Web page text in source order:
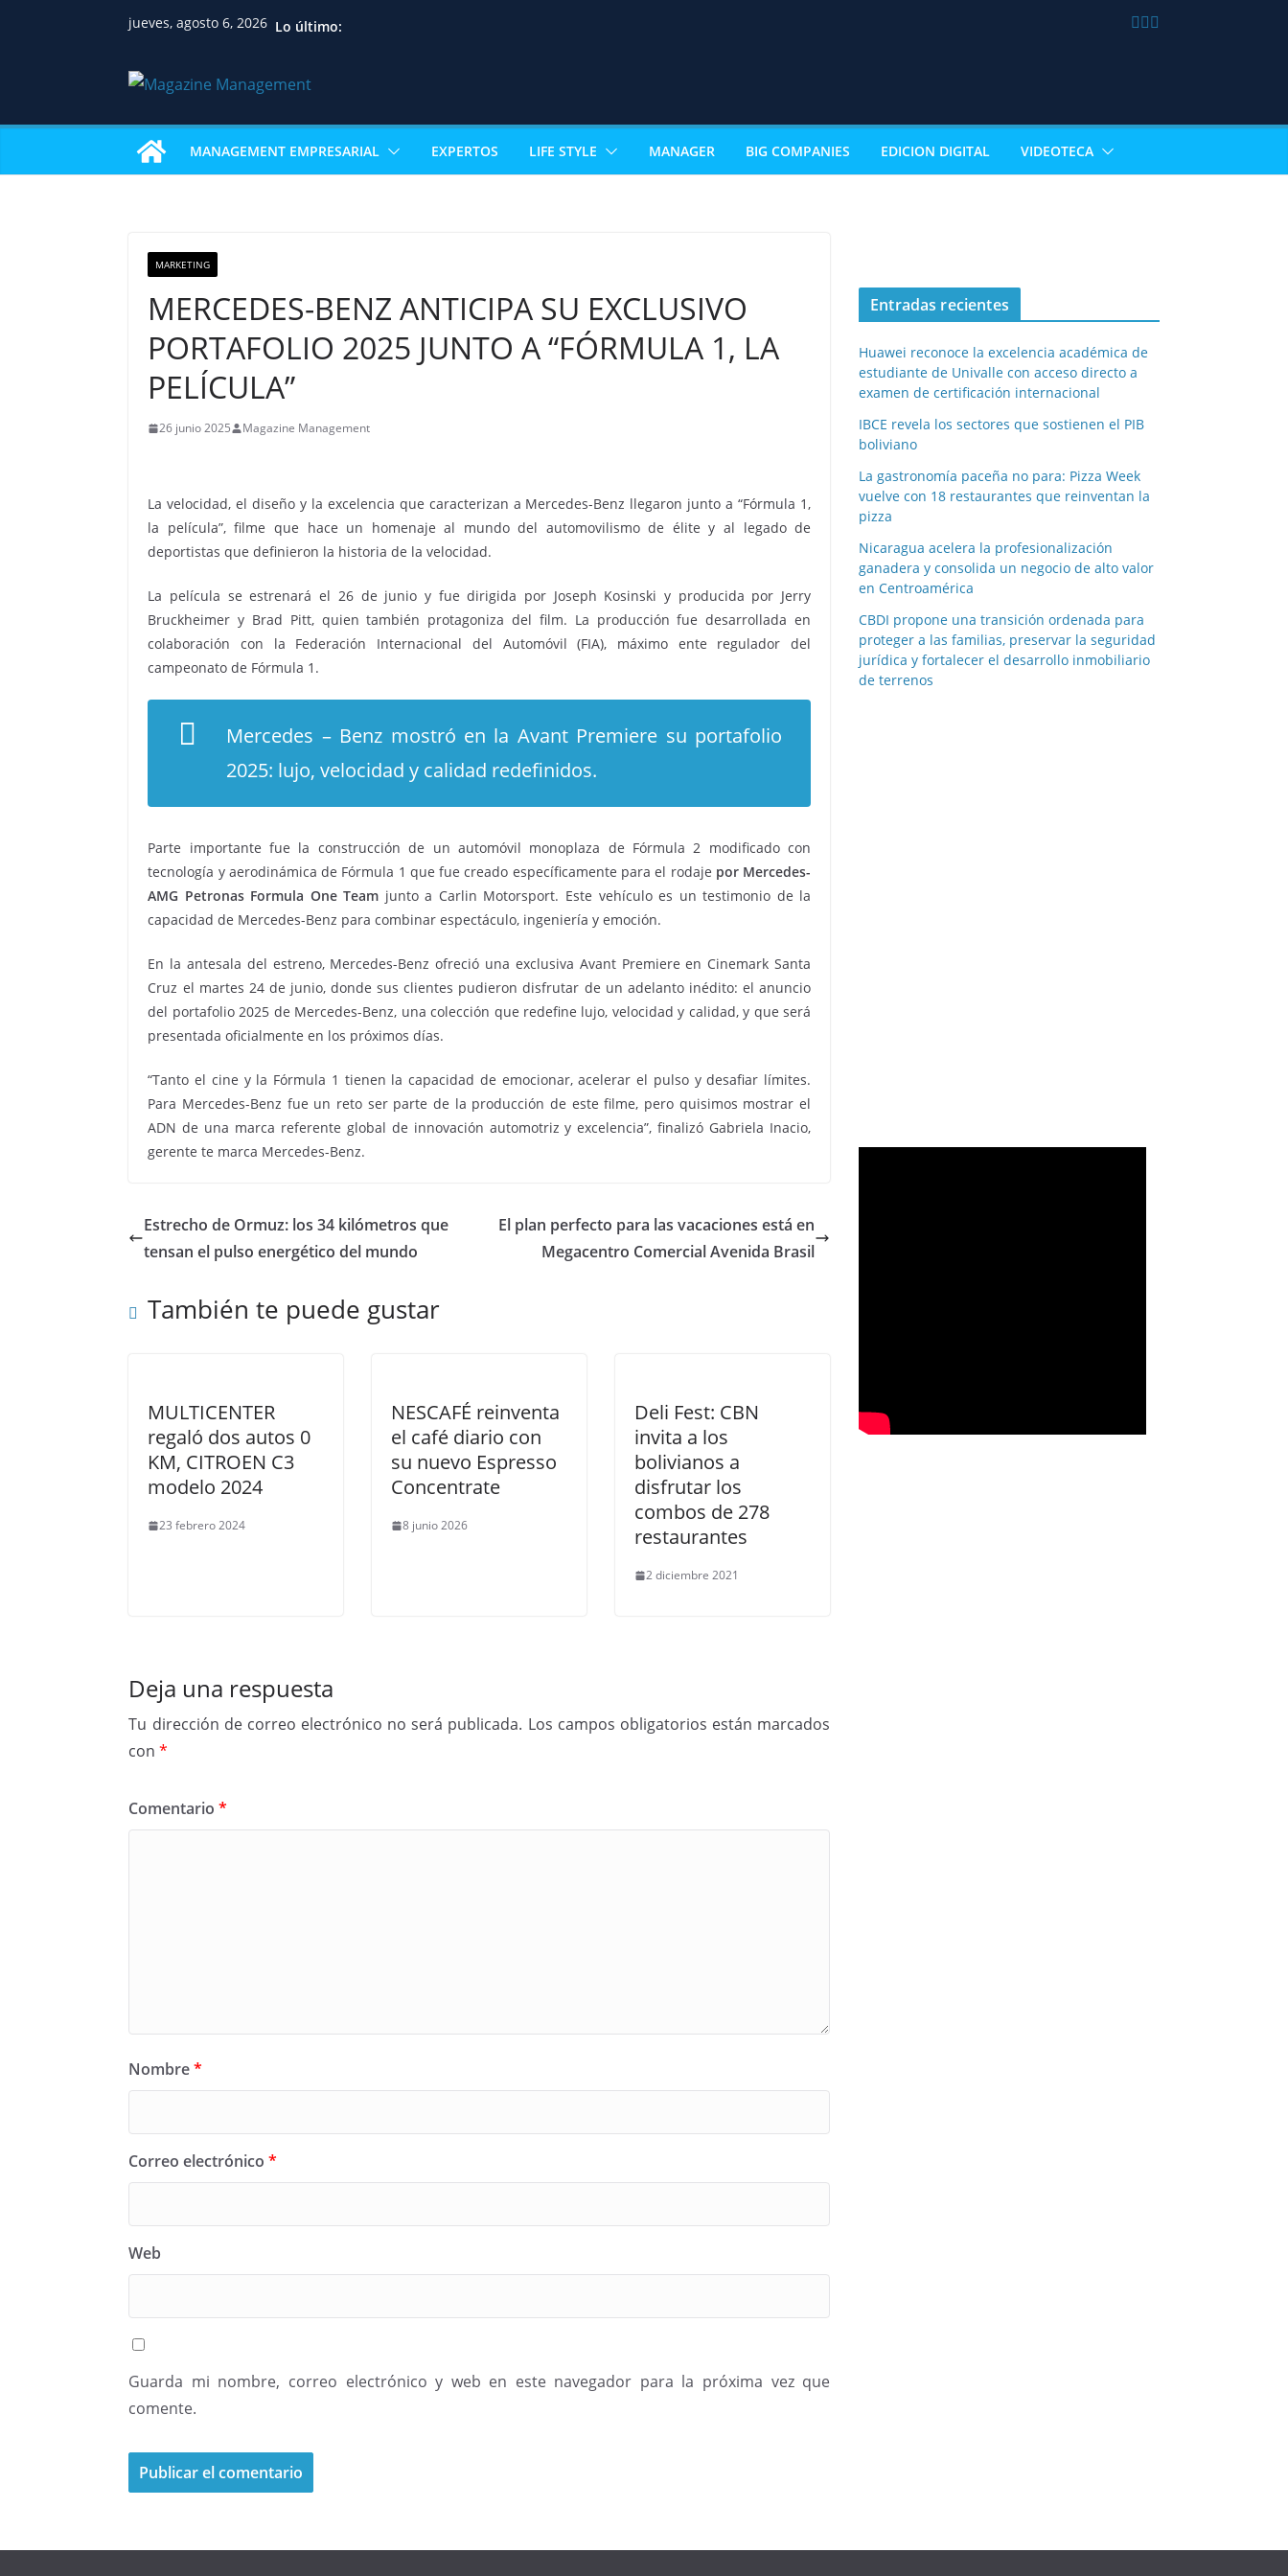
jueves, agosto 6, 2026 Lo último:
MANAGEMENT EMPRESARIAL EXPERTOS LIFE STYLE MANAGER BIG COMPANIES EDICION DIGITAL VIDEOTECA
MARKETING
MERCEDES-BENZ ANTICIPA SU EXCLUSIVO
PORTAFOLIO 2025 JUNTO A “FÓRMULA 1, LA
PELÍCULA”
26 junio 2025 Magazine Management
La velocidad, el diseño y la excelencia que caracterizan a Mercedes-Benz llegaron junto a “Fórmula 1,
la película”, filme que hace un homenaje al mundo del automovilismo de élite y al legado de
deportistas que definieron la historia de la velocidad.
La película se estrenará el 26 de junio y fue dirigida por Joseph Kosinski y producida por Jerry
Bruckheimer y Brad Pitt, quien también protagoniza del film. La producción fue desarrollada en
colaboración con la Federación Internacional del Automóvil (FIA), máximo ente regulador del
campeonato de Fórmula 1.
Mercedes – Benz mostró en la Avant Premiere su portafolio
2025: lujo, velocidad y calidad redefinidos.
Parte importante fue la construcción de un automóvil monoplaza de Fórmula 2 modificado con
tecnología y aerodinámica de Fórmula 1 que fue creado específicamente para el rodaje por Mercedes-
AMG Petronas Formula One Team junto a Carlin Motorsport. Este vehículo es un testimonio de la
capacidad de Mercedes-Benz para combinar espectáculo, ingeniería y emoción.
En la antesala del estreno, Mercedes-Benz ofreció una exclusiva Avant Premiere en Cinemark Santa
Cruz el martes 24 de junio, donde sus clientes pudieron disfrutar de un adelanto inédito: el anuncio
del portafolio 2025 de Mercedes-Benz, una colección que redefine lujo, velocidad y calidad, y que será
presentada oficialmente en los próximos días.
“Tanto el cine y la Fórmula 1 tienen la capacidad de emocionar, acelerar el pulso y desafiar límites.
Para Mercedes-Benz fue un reto ser parte de la producción de este filme, pero quisimos mostrar el
ADN de una marca referente global de innovación automotriz y excelencia”, finalizó Gabriela Inacio,
gerente te marca Mercedes-Benz.
Estrecho de Ormuz: los 34 kilómetros que
tensan el pulso energético del mundo
El plan perfecto para las vacaciones está en
Megacentro Comercial Avenida Brasil
También te puede gustar
MULTICENTER
regaló dos autos 0
KM, CITROEN C3
modelo 2024
23 febrero 2024
NESCAFÉ reinventa
el café diario con
su nuevo Espresso
Concentrate
8 junio 2026
Deli Fest: CBN
invita a los
bolivianos a
disfrutar los
combos de 278
restaurantes
2 diciembre 2021
Deja una respuesta
Tu dirección de correo electrónico no será publicada. Los campos obligatorios están marcados
con*
Comentario*
Nombre*
Correo electrónico*
Web
Guarda mi nombre, correo electrónico y web en este navegador para la próxima vez que
comente.
Entradas recientes
Huawei reconoce la excelencia académica de
estudiante de Univalle con acceso directo a
examen de certificación internacional
IBCE revela los sectores que sostienen el PIB
boliviano
La gastronomía paceña no para: Pizza Week
vuelve con 18 restaurantes que reinventan la
pizza
Nicaragua acelera la profesionalización
ganadera y consolida un negocio de alto valor
en Centroamérica
CBDI propone una transición ordenada para
proteger a las familias, preservar la seguridad
jurídica y fortalecer el desarrollo inmobiliario
de terrenos